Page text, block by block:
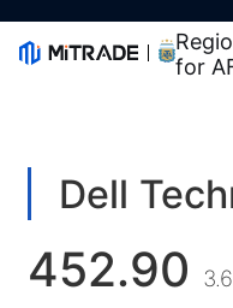
for
Forex
Materie prime
Criptovalute
Trading
Piattaforma di trading
Gestione del dispositivo
Strumenti di mercato
Calendario economico
Formazione
Dell
452.90